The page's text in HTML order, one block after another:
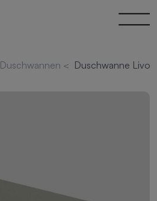
Duschwannen < Duschwanne Livo